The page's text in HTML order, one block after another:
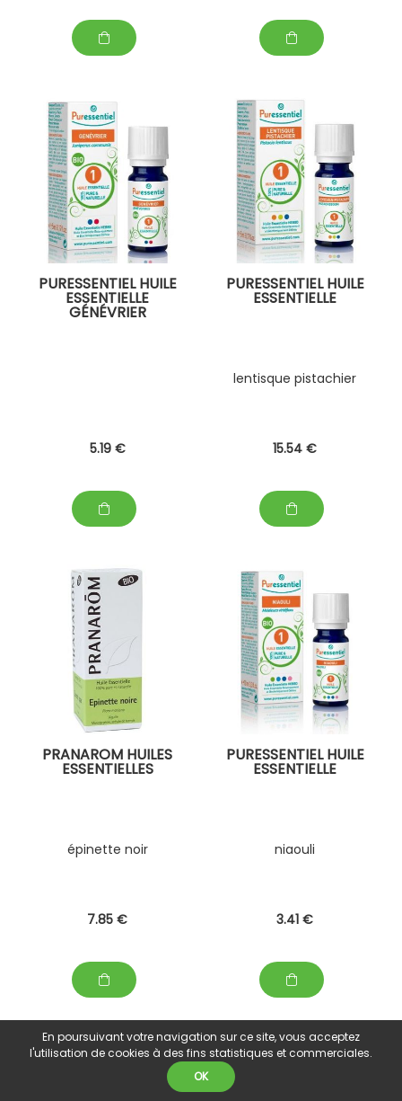
PURESSENTIEL HUILE
ESSENTIELLE
GÉNÉVRIER
5.19 €
PURESSENTIEL HUILE
ESSENTIELLE
lentisque pistachier
15.54 €
PRANAROM HUILES
ESSENTIELLES
épinette noir
7.85 €
PURESSENTIEL HUILE
ESSENTIELLE
niaouli
3.41 €
En poursuivant votre navigation sur ce site, vous acceptez
l'utilisation de cookies à des fins statistiques et commerciales.
OK